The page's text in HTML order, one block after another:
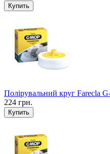
Полірувальний круг Farecla
224 грн.